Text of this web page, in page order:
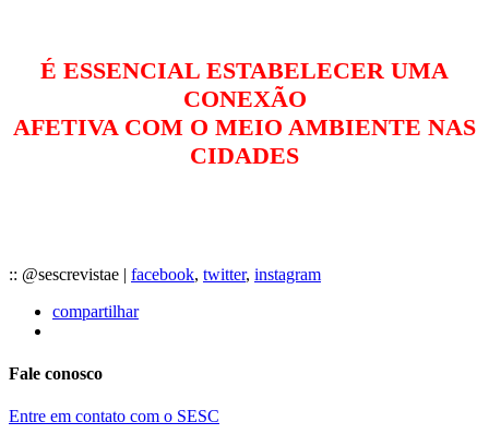
É ESSENCIAL ESTABELECER UMA
CONEXÃO
AFETIVA COM O MEIO AMBIENTE NAS
CIDADES
:: @sescrevistae | facebook, twitter, instagram
compartilhar
Fale conosco
Entre em contato com o SESC